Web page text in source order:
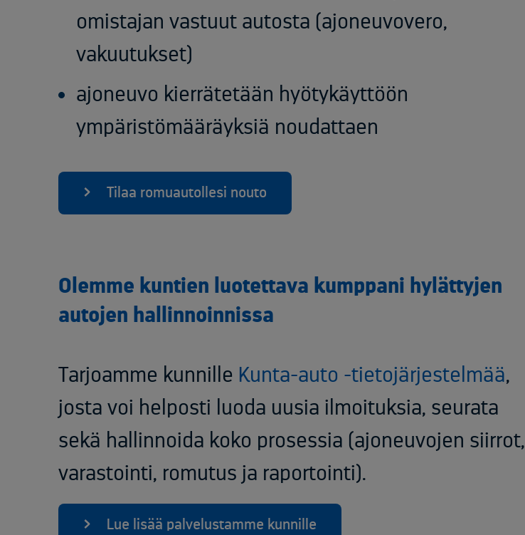
omistajan vastuut autosta (ajoneuvovero,
vakuutukset)
ajoneuvo kierrätetään hyötykäyttöön
ympäristömääräyksiä noudattaen
Tilaa romuautollesi nouto
Olemme kuntien luotettava kumppani hylättyjen
autojen hallinnoinnissa
Tarjoamme kunnille Kunta-auto -tietojärjestelmää,
josta voi helposti luoda uusia ilmoituksia, seurata
sekä hallinnoida koko prosessia (ajoneuvojen siirrot,
varastointi, romutus ja raportointi). ​
Lue lisää palvelustamme kunnille